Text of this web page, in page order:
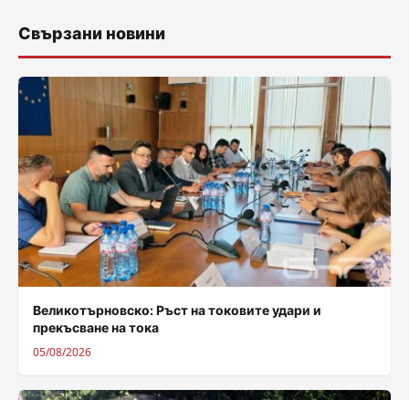
Свързани новини
Великотърновско: Ръст на токовите удари и
прекъсване на тока
05/08/2026